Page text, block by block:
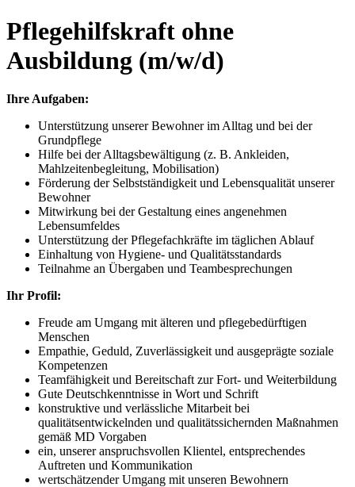
Pflegehilfskraft ohne
Ausbildung (m/w/d)
Ihre Aufgaben:
Unterstützung unserer Bewohner im Alltag und bei der
Grundpflege
Hilfe bei der Alltagsbewältigung (z. B. Ankleiden,
Mahlzeitenbegleitung, Mobilisation)
Förderung der Selbstständigkeit und Lebensqualität unserer
Bewohner
Mitwirkung bei der Gestaltung eines angenehmen
Lebensumfeldes
Unterstützung der Pflegefachkräfte im täglichen Ablauf
Einhaltung von Hygiene- und Qualitätsstandards
Teilnahme an Übergaben und Teambesprechungen
Ihr Profil:
Freude am Umgang mit älteren und pflegebedürftigen
Menschen
Empathie, Geduld, Zuverlässigkeit und ausgeprägte soziale
Kompetenzen
Teamfähigkeit und Bereitschaft zur Fort- und Weiterbildung
Gute Deutschkenntnisse in Wort und Schrift
konstruktive und verlässliche Mitarbeit bei
qualitätsentwickelnden und qualitätssichernden Maßnahmen
gemäß MD Vorgaben
ein, unserer anspruchsvollen Klientel, entsprechendes
Auftreten und Kommunikation
wertschätzender Umgang mit unseren Bewohnern